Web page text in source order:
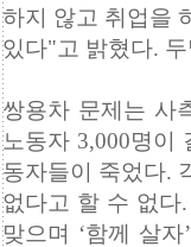
하지 않고 취업을
있다"고 밝혔다.
쌍용차 문제는 사
노동자 3,000명이
동자들이 죽었다.
없다고 할 수 없다
맞으며 ‘함께 살